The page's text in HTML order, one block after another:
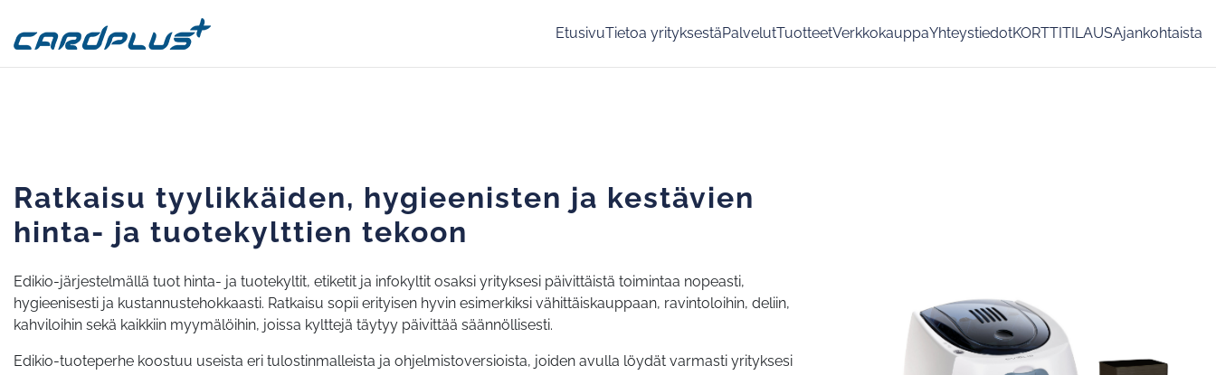
EtusivuTietoa yrityksestäPalvelutTuotteetVerkkokauppaYhteystiedotKORTTITILAUSAjankohtaista
Ratkaisu tyylikkäiden, hygieenisten ja kestävien
hinta- ja tuotekylttien tekoon
Edikio-järjestelmällä tuot hinta- ja tuotekyltit, etiketit ja infokyltit osaksi yrityksesi päivittäistä toimintaa nopeasti,
hygieenisesti ja kustannustehokkaasti. Ratkaisu sopii erityisen hyvin esimerkiksi vähittäiskauppaan, ravintoloihin, deliin,
kahviloihin sekä kaikkiin myymälöihin, joissa kylttejä täytyy päivittää säännöllisesti.
Edikio-tuoteperhe koostuu useista eri tulostinmalleista ja ohjelmistoversioista, joiden avulla löydät varmasti yrityksesi